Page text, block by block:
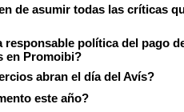
de asumir todas las críticas
responsable política del pago
en Promoibi?
abran el día del Avís?
este año?